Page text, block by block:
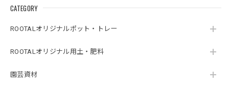
CATEGORY
ROOTALオリジナルポット・トレー
ROOTALオリジナル用土・肥料
園芸資材